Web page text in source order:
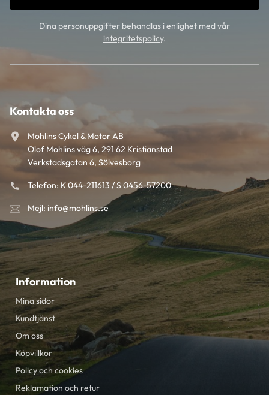
Dina personuppgifter behandlas i enlighet med vår
integritetspolicy.
Kontakta oss
Mohlins Cykel & Motor AB
Olof Mohlins väg 6, 291 62 Kristianstad
Verkstadsgatan 6, Sölvesborg
Telefon: K 044-211613 / S 0456-57200
Mejl: info@mohlins.se
Information
Mina sidor
Kundtjänst
Om oss
Köpvillkor
Policy och cookies
Reklamation och retur